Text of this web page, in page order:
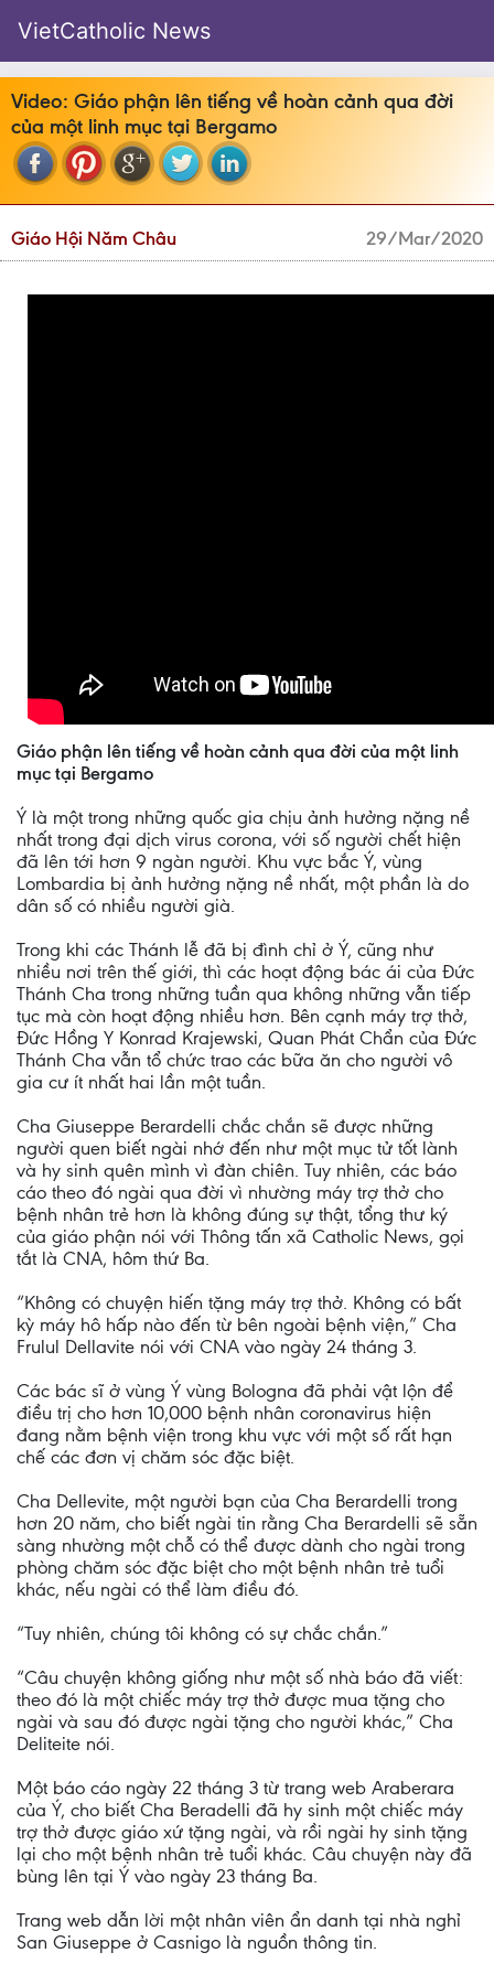
VietCatholic News
Video: Giáo phận lên tiếng về hoàn cảnh qua đời
của một linh mục tại Bergamo
Giáo Hội Năm Châu 29/Mar/2020
Giáo phận lên tiếng về hoàn cảnh qua đời của một linh
mục tại Bergamo
Ý là một trong những quốc gia chịu ảnh hưởng nặng nề
nhất trong đại dịch virus corona, với số người chết hiện
đã lên tới hơn 9 ngàn người. Khu vực bắc Ý, vùng
Lombardia bị ảnh hưởng nặng nề nhất, một phần là do
dân số có nhiều người già.
Trong khi các Thánh lễ đã bị đình chỉ ở Ý, cũng như
nhiều nơi trên thế giới, thì các hoạt động bác ái của Ðức
Thánh Cha trong những tuần qua không những vẫn tiếp
tục mà còn hoạt động nhiều hơn. Bên cạnh máy trợ thở,
Ðức Hồng Y Konrad Krajewski, Quan Phát Chẩn của Ðức
Thánh Cha vẫn tổ chức trao các bữa ăn cho người vô
gia cư ít nhất hai lần một tuần.
Cha Giuseppe Berardelli chắc chắn sẽ được những
người quen biết ngài nhớ đến như một mục tử tốt lành
và hy sinh quên mình vì đàn chiên. Tuy nhiên, các báo
cáo theo đó ngài qua đời vì nhường máy trợ thở cho
bệnh nhân trẻ hơn là không đúng sự thật, tổng thư ký
của giáo phận nói với Thông tấn xã Catholic News, gọi
tắt là CNA, hôm thứ Ba.
“Không có chuyện hiến tặng máy trợ thở. Không có bất
kỳ máy hô hấp nào đến từ bên ngoài bệnh viện,” Cha
Frulul Dellavite nói với CNA vào ngày 24 tháng 3.
Các bác sĩ ở vùng Ý vùng Bologna đã phải vật lộn để
điều trị cho hơn 10,000 bệnh nhân coronavirus hiện
đang nằm bệnh viện trong khu vực với một số rất hạn
chế các đơn vị chăm sóc đặc biệt.
Cha Dellevite, một người bạn của Cha Berardelli trong
hơn 20 năm, cho biết ngài tin rằng Cha Berardelli sẽ sẵn
sàng nhường một chỗ có thể được dành cho ngài trong
phòng chăm sóc đặc biệt cho một bệnh nhân trẻ tuổi
khác, nếu ngài có thể làm điều đó.
“Tuy nhiên, chúng tôi không có sự chắc chắn.”
“Câu chuyện không giống như một số nhà báo đã viết:
theo đó là một chiếc máy trợ thở được mua tặng cho
ngài và sau đó được ngài tặng cho người khác,” Cha
Deliteite nói.
Một báo cáo ngày 22 tháng 3 từ trang web Araberara
của Ý, cho biết Cha Beradelli đã hy sinh một chiếc máy
trợ thở được giáo xứ tặng ngài, và rồi ngài hy sinh tặng
lại cho một bệnh nhân trẻ tuổi khác. Câu chuyện này đã
bùng lên tại Ý vào ngày 23 tháng Ba.
Trang web dẫn lời một nhân viên ẩn danh tại nhà nghỉ
San Giuseppe ở Casnigo là nguồn thông tin.